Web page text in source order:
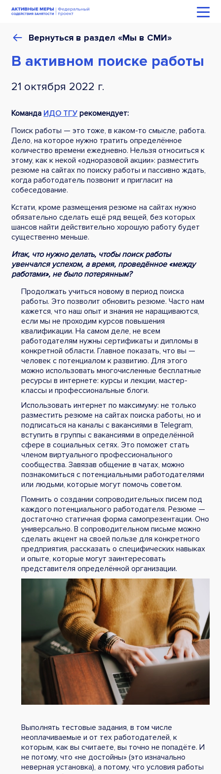
Вернуться в раздел «Мы в СМИ»
В активном поиске работы
21 октября 2022 г.
Команда ИДО ТГУ рекомендует:
Поиск работы — это тоже, в каком-то смысле, работа.
Дело, на которое нужно тратить определённое
количество времени ежедневно. Нельзя относиться к
этому, как к некой «одноразовой акции»: разместить
резюме на сайтах по поиску работы и пассивно ждать,
когда работодатель позвонит и пригласит на
собеседование.
Кстати, кроме размещения резюме на сайтах нужно
обязательно сделать ещё ряд вещей, без которых
шансов найти действительно хорошую работу будет
существенно меньше.
Итак, что нужно делать, чтобы поиск работы
увенчался успехом, а время, проведённое «между
работами», не было потерянным?
Продолжать учиться новому в период поиска
работы. Это позволит обновить резюме. Часто нам
кажется, что наш опыт и знания не наращиваются,
если мы не проходим курсов повышения
квалификации. На самом деле, не всем
работодателям нужны сертификаты и дипломы в
конкретной области. Главное показать, что вы —
человек с потенциалом к развитию. Для этого
можно использовать многочисленные бесплатные
ресурсы в интернете: курсы и лекции, мастер-
классы и профессиональные блоги.
Использовать интернет по максимуму: не только
разместить резюме на сайтах поиска работы, но и
подписаться на каналы с вакансиями в Telegram,
вступить в группы с вакансиями в определённой
сфере в социальных сетях. Это поможет стать
членом виртуального профессионального
сообщества. Завязав общение в чатах, можно
познакомиться с потенциальными работодателями
или людьми, которые могут помочь советом.
Помнить о создании сопроводительных писем под
каждого потенциального работодателя. Резюме —
достаточно статичная форма самопрезентации. Оно
универсально. В сопроводительном письме можно
сделать акцент на своей пользе для конкретного
предприятия, рассказать о специфических навыках
и опыте, которые могут заинтересовать
представителя определённой организации.
Выполнять тестовые задания, в том числе
неоплачиваемые и от тех работодателей, к
которым, как вы считаете, вы точно не попадёте. И
не потому, что «не достойны» (это изначально
неверная установка), а потому, что условия работы